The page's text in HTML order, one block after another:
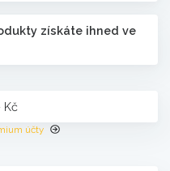
získáte ihned ve
Kč
účty